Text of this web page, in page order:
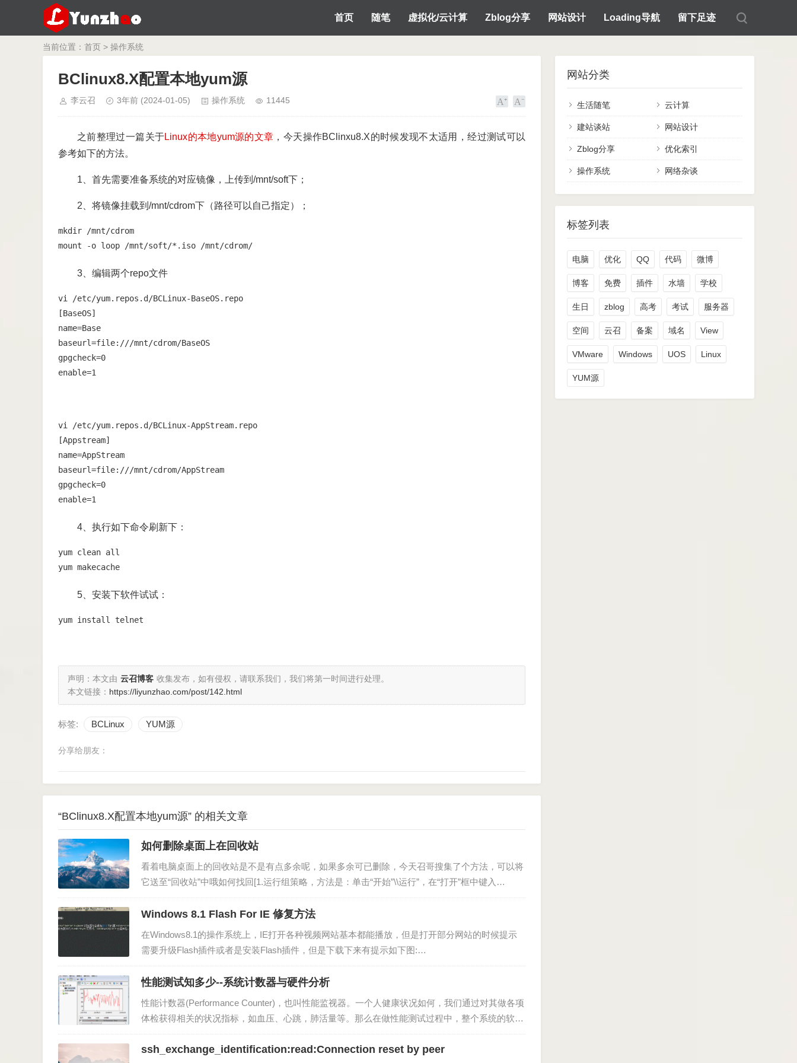
首页 随笔 虚拟化/云计算 Zblog分享 网站设计 Loading导航 留下足迹
当前位置： 首页 > 操作系统
BClinux8.X配置本地yum源
李云召 3年前 (2024-01-05) 操作系统 11445
之前整理过一篇关于Linux的本地yum源的文章 ，今天操作BClinxu8.X的时候发现不太适用，经过测试可以
参考如下的方法。
1、首先需要准备系统的对应镜像，上传到/mnt/soft下；
2、将镜像挂载到/mnt/cdrom下 （路径可以自己指定） ；
mkdir /mnt/cdrom
mount -o loop /mnt/soft/*.iso /mnt/cdrom/
3、编辑两个repo文件
vi /etc/yum.repos.d/BCLinux-BaseOS.repo
[BaseOS]
name=Base
baseurl=file:///mnt/cdrom/BaseOS
gpgcheck=0
enable=1
vi /etc/yum.repos.d/BCLinux-AppStream.repo
[Appstream]
name=AppStream
baseurl=file:///mnt/cdrom/AppStream
gpgcheck=0
enable=1
4、执行如下命令刷新下：
yum clean all
yum makecache
5、安装下软件试试：
yum install telnet
声明：本文由 云召博客 收集发布，如有侵权，请联系我们，我们将第一时间进行处理。
本文链接： https://liyunzhao.com/post/142.html
标签: BCLinux YUM源
分享给朋友：
“BClinux8.X配置本地yum源” 的相关文章
如何删除桌面上在回收站
看着电脑桌面上的回收站是不是有点多余呢，如果多余可已删除，今天召哥搜集了个方法，可以将
它送至“回收站”中哦如何找回[1.运行组策略，方法是：单击“开始”\\运行”，在“打开”框中键入
“gpedit.msc…
Windows 8.1 Flash For IE 修复方法
在Windows8.1的操作系统上，IE打开各种视频网站基本都能播放，但是打开部分网站的时候提示
需要升级Flash插件或者是安装Flash插件，但是下载下来有提示如下图:…
性能测试知多少--系统计数器与硬件分析
性能计数器(Performance Counter)，也叫性能监视器。一个人健康状况如何，我们通过对其做各项
体检获得相关的状况指标，如血压、心跳，肺活量等。那么在做性能测试过程中，整个系统的软硬
件进行监控也必不可少，监控所获得的数据也是我们分析系统性能的主要依据。在整个系统中，对
于不同的软件和硬件，…
ssh_exchange_identification:read:Connection reset by peer
网站分类
生活随笔 云计算
建站谈站 网站设计
Zblog分享 优化索引
操作系统 网络杂谈
标签列表
电脑 优化 QQ 代码 微博
博客 免费 插件 水墙 学校
生日 zblog 高考 考试 服务器
空间 云召 备案 域名 View
VMware Windows UOS Linux
YUM源